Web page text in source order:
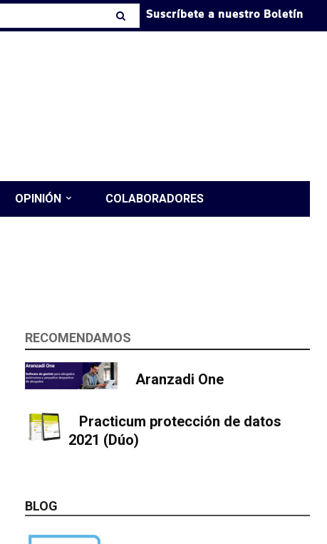
Suscríbete a nuestro Boletín
OPINIÓN COLABORADORES
RECOMENDAMOS
Aranzadi One
Practicum protección de datos
2021 (Dúo)
BLOG